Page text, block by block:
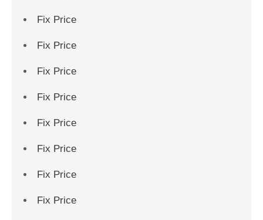
Fix Price
Fix Price
Fix Price
Fix Price
Fix Price
Fix Price
Fix Price
Fix Price